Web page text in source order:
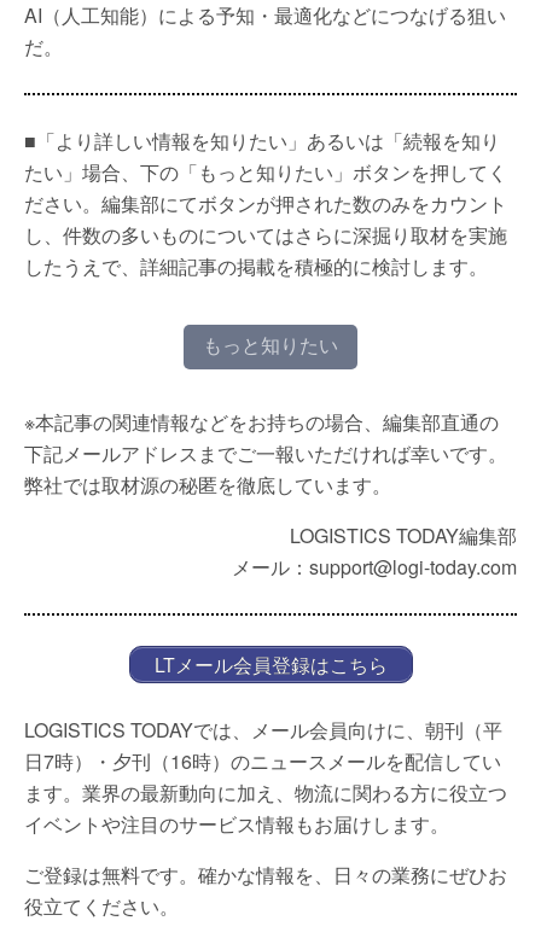
AI（人工知能）による予知・最適化などにつなげる狙い
だ。
■「より詳しい情報を知りたい」あるいは「続報を知り
たい」場合、下の「もっと知りたい」ボタンを押してく
ださい。編集部にてボタンが押された数のみをカウント
し、件数の多いものについてはさらに深掘り取材を実施
したうえで、詳細記事の掲載を積極的に検討します。
もっと知りたい
※本記事の関連情報などをお持ちの場合、編集部直通の
下記メールアドレスまでご一報いただければ幸いです。
弊社では取材源の秘匿を徹底しています。
LOGISTICS TODAY編集部
メール：support@logi-today.com
LTメール会員登録はこちら
LOGISTICS TODAYでは、メール会員向けに、朝刊（平
日7時）・夕刊（16時）のニュースメールを配信してい
ます。業界の最新動向に加え、物流に関わる方に役立つ
イベントや注目のサービス情報もお届けします。
ご登録は無料です。確かな情報を、日々の業務にぜひお
役立てください。